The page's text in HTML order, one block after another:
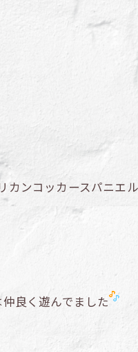
カンコッカースパニエ
良く遊んでました